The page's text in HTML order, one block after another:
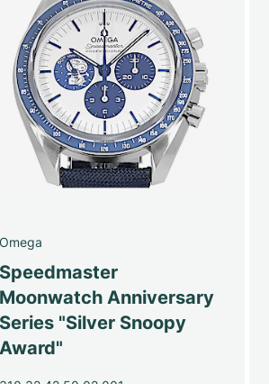
Omega
Speedmaster
Moonwatch Anniversary
Series "Silver Snoopy
Award"